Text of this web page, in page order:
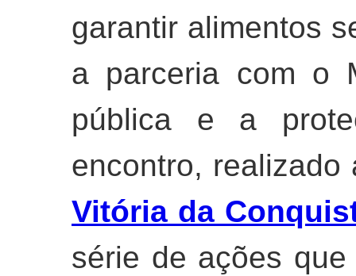
garantir alimentos
a parceria com o
pública e a
encontro, realizado
Vitória da
série de ações